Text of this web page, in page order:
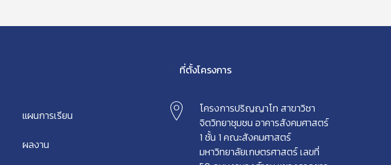
แผนการเรียน
ผลงาน
ที่ตั้งโครงการ
โครงการปริญญาโท สาขาวิชา
จิตวิทยาชุมชน อาคารสังคมศาสตร์
1 ชั้น 1 คณะสังคมศาสตร์
มหาวิทยาลัยเกษตรศาสตร์ เลขที่